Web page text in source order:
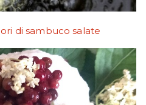
di sambuco salate